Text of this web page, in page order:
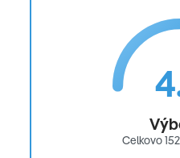
Celkovo